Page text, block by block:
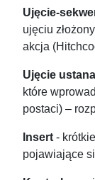
Ujęcie-
ujęciu
akcja
Ujęcie
które
postaci) –
Insert -
pojawiające